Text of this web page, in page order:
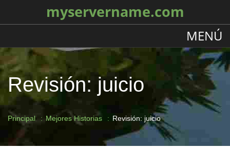
myservername.com
MENÚ
Revisión: juicio
Principal Mejores Historias Revisión: juicio